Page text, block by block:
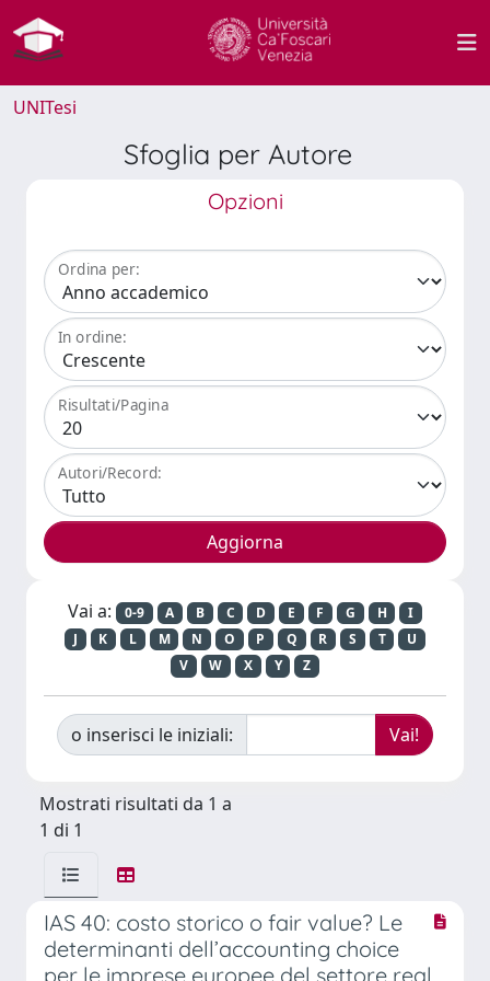
UNITesi
Sfoglia per Autore
Opzioni
Ordina per:
In ordine:
Risultati/Pagina
Autori/Record:
Vai a: 0-9 A B C D E F G H
I
J
K L M N O P Q R S T
U
V
W X Y Z
o inserisci le iniziali:
Mostrati risultati da 1 a
1 di 1
IAS 40: costo storico o fair value? Le
determinanti dell’accounting choice
per le imprese europee del settore real